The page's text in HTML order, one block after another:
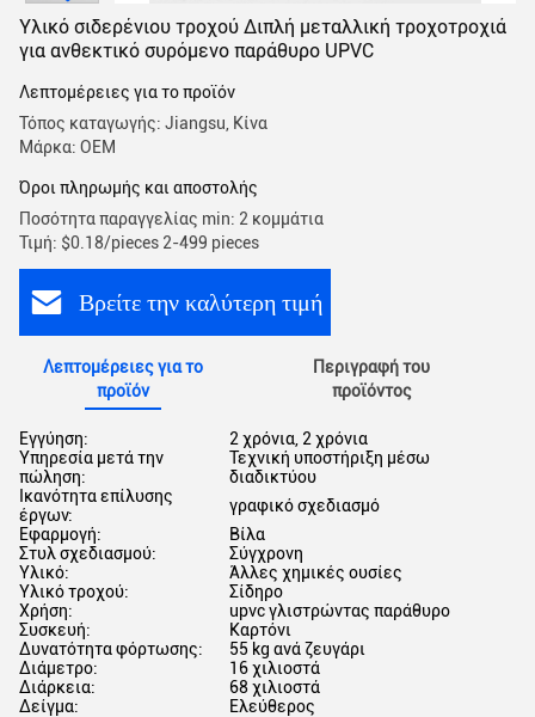
Υλικό σιδερένιου τροχού Διπλή μεταλλική τροχοτροχιά
για ανθεκτικό συρόμενο παράθυρο UPVC
Λεπτομέρειες για το προϊόν
Τόπος καταγωγής: Jiangsu, Κίνα
Μάρκα: OEM
Όροι πληρωμής και αποστολής
Ποσότητα παραγγελίας min: 2 κομμάτια
Τιμή: $0.18/pieces 2-499 pieces
Βρείτε την καλύτερη τιμή
Λεπτομέρειες για το
προϊόν
Περιγραφή του
προϊόντος
Εγγύηση:
2 χρόνια, 2 χρόνια
Υπηρεσία μετά την
πώληση:
Τεχνική υποστήριξη μέσω
διαδικτύου
Ικανότητα επίλυσης
έργων:
γραφικό σχεδιασμό
Εφαρμογή:
Βίλα
Στυλ σχεδιασμού:
Σύγχρονη
Υλικό:
Άλλες χημικές ουσίες
Υλικό τροχού:
Σίδηρο
Χρήση:
upvc γλιστρώντας παράθυρο
Συσκευή:
Καρτόνι
Δυνατότητα φόρτωσης:
55 kg ανά ζευγάρι
Διάμετρο:
16 χιλιοστά
Διάρκεια:
68 χιλιοστά
Δείγμα:
Ελεύθερος